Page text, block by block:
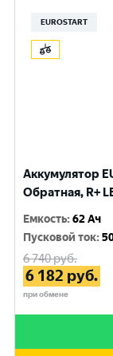
EUROSTART
Аккумулятор
Обратная, R+
Емкость:62 Ач
Пусковой ток:
6 740руб.
6 182 руб.
при обмене